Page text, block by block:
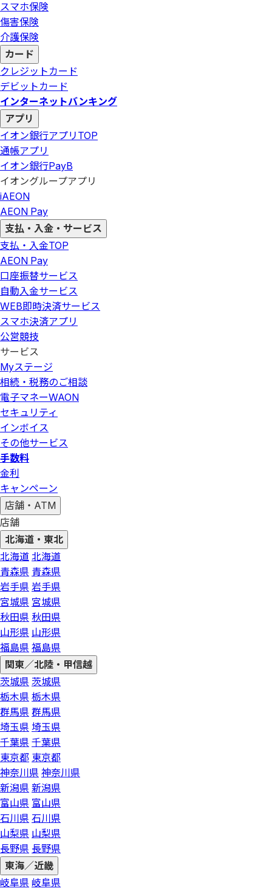
スマホ保険
傷害保険
介護保険
カード
クレジットカード
デビットカード
インターネットバンキング
アプリ
イオン銀行アプリ TOP
通帳アプリ
イオン銀行PayB
イオングループアプリ
iAEON
AEON Pay
支払・入金・サービス
支払・入金TOP
AEON Pay
口座振替サービス
自動入金サービス
WEB即時決済サービス
スマホ決済アプリ
公営競技
サービス
Myステージ
相続・税務のご相談
電子マネーWAON
セキュリティ
インボイス
その他サービス
手数料
金利
キャンペーン
店舗・ATM
店舗
北海道・東北
北海道 北海道
青森県 青森県
岩手県 岩手県
宮城県 宮城県
秋田県 秋田県
山形県 山形県
福島県 福島県
関東／北陸・甲信越
茨城県 茨城県
栃木県 栃木県
群馬県 群馬県
埼玉県 埼玉県
千葉県 千葉県
東京都 東京都
神奈川県 神奈川県
新潟県 新潟県
富山県 富山県
石川県 石川県
山梨県 山梨県
長野県 長野県
東海／近畿
岐阜県 岐阜県